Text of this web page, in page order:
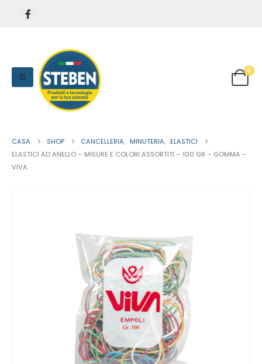
0
CASA SHOP CANCELLERIA, MINUTERIA, ELASTICI
ELASTICI AD ANELLO – MISURE E COLORI ASSORTITI – 100 GR – GOMMA –
VIVA